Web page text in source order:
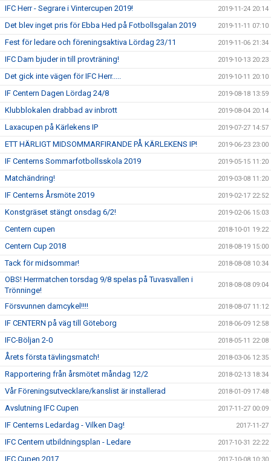
IFC Herr - Segrare i Vintercupen 2019! 2019-11-24 20:14
Det blev inget pris för Ebba Hed på Fotbollsgalan 2019 2019-11-11 07:10
Fest för ledare och föreningsaktiva Lördag 23/11 2019-11-06 21:34
IFC Dam bjuder in till provträning! 2019-10-13 20:23
Det gick inte vägen för IFC Herr..... 2019-10-11 20:10
IF Centern Dagen Lördag 24/8 2019-08-18 13:59
Klubblokalen drabbad av inbrott 2019-08-04 20:14
Laxacupen på Kärlekens IP 2019-07-27 14:57
ETT HÄRLIGT MIDSOMMARFIRANDE PÅ KÄRLEKENS IP! 2019-06-23 23:00
IF Centerns Sommarfotbollsskola 2019 2019-05-15 11:20
Matchändring! 2019-03-08 11:20
IF Centerns Årsmöte 2019 2019-02-17 22:52
Konstgräset stängt onsdag 6/2! 2019-02-06 15:03
Centern cupen 2018-10-01 19:22
Centern Cup 2018 2018-08-19 15:00
Tack för midsommar! 2018-08-08 10:34
OBS! Herrmatchen torsdag 9/8 spelas på Tuvasvallen i
Trönninge!
2018-08-08 09:04
Försvunnen damcykel!!!! 2018-08-07 11:12
IF CENTERN på väg till Göteborg 2018-06-09 12:58
IFC-Böljan 2-0 2018-05-11 22:08
Årets första tävlingsmatch! 2018-03-06 12:35
Rapportering från årsmötet måndag 12/2 2018-02-13 18:34
Vår Föreningsutvecklare/kanslist är installerad 2018-01-09 17:48
Avslutning IFC Cupen 2017-11-27 00:09
IF Centerns Ledardag - Vilken Dag! 2017-11-27
IFC Centern utbildningsplan - Ledare 2017-10-31 22:22
IFC Cupen 2017